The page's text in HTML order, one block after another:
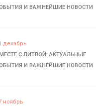
И ВАЖНЕЙШИЕ НОВОСТИ
декабрь
С ЛИТВОЙ: АКТУАЛЬНЫЕ
И ВАЖНЕЙШИЕ НОВОСТИ
ноябрь